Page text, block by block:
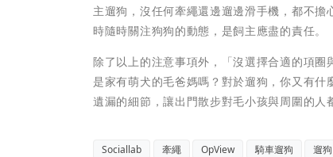
主遛狗，沒任何牽繩還邊遛邊滑手機，都不
時隨時關注狗狗的動態，是飼主應盡的責任。
除了以上的注意事項外，「沒選擇合適的項
是家有萌犬的毛爸媽嗎？對於遛狗，你又有
遺漏的細節，讓出門散步對毛小孩與周圍的人
Sociallab 牽繩 OpView 騎車遛狗 遛狗